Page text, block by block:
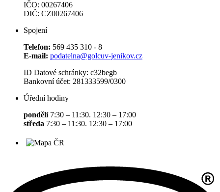
IČO: 00267406
DIČ: CZ00267406
Spojení
Telefon: 569 435 310 - 8
E-mail: podatelna@golcuv-jenikov.cz
ID Datové schránky: c32begb
Bankovní účet: 281333599/0300
Úřední hodiny
pondělí7:30 – 11:30. 12:30 – 17:00
středa 7:30 – 11:30. 12:30 – 17:00